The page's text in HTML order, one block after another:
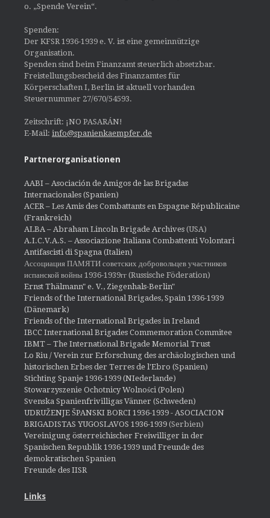
o. „Spende Verein“.
Spenden:
Der KFSR 1936-1939 e. V. ist eine gemeinnützige
Organisation.
Spenden sind beim Finanzamt steuerlich absetzbar.
Freistellungsbescheid des Finanzamtes für
Körperschaften I, Berlin ist aktuell vorhanden
Steuernummer 27/670/54593.
Zeitschrift: ¡NO PASARÁN!
E-Mail: info@spanienkaempfer.de
Partnerorganisationen
AABI – Asociación de Amigos de las Brigadas
Internacionales (Spanien)
ACER – Les Amis des Combattants en Espagne Républicaine
(Frankreich)
ALBA – Abraham Lincoln Brigade Archives (USA)
A.I.C.V.A.S. – Associazione Italiana Combattenti Volontari
Antifascisti di Spagna (Italien)
Ассоциация ПАМЯТИ советских добровольцев участников
испанской войны 1936-1939гг (Russische Föderation)
Ernst Thälmann" e. V., Ziegenhals-Berlin"
Friends of the International Brigades, Spain 1936-1939
(Dänemark)
Friends of the International Brigades in Ireland
IBCC International Brigades Commemoration Commitee
IBMT – The International Brigade Memorial Trust
Lo Riu / Verein zur Erforschung des archäologischen und
historischen Erbes der Terres de l'Ebro (Spanien)
Stichting Spanje 1936-1939 (NIederlande)
Stowarzyszenie Ochotnicy Wolności (Polen)
Svenska Spanienfrivilligas Vänner (Schweden)
UDRUŽENJE ŠPANSKI BORCI 1936-1939 - ASOCIACION
BRIGADISTAS YUGOSLAVOS 1936-1939 (Serbien)
Vereinigung österreichischer Freiwilliger in der
Spanischen Republik 1936-1939 und Freunde des
demokratischen Spanien
Freunde des IISR
Links